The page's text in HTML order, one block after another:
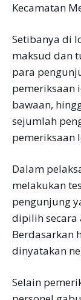
Kecamatan
Setibanya di
maksud dan
para
pemeriksaan
bawaan,
sejumlah
pemeriksaan
Dalam
melakukan
pengunjung
dipilih secara
Berdasarkan
dinyatakan
Selain